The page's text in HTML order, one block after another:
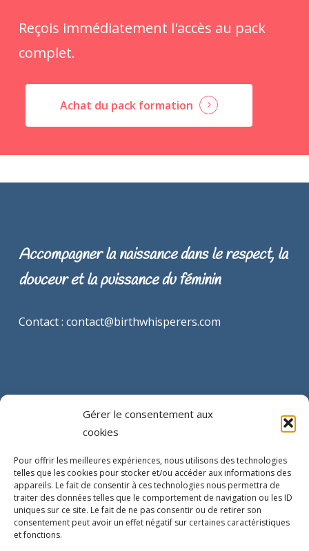
Gérer le consentement aux
cookies
Pour offrir les meilleures expériences, nous utilisons des technologies
telles que les cookies pour stocker et/ou accéder aux informations des
appareils. Le fait de consentir à ces technologies nous permettra de
traiter des données telles que le comportement de navigation ou les ID
uniques sur ce site. Le fait de ne pas consentir ou de retirer son
consentement peut avoir un effet négatif sur certaines caractéristiques
et fonctions.
Reçois immédiatement l'accès au pack
complet.
Achat du pack formation
Accompagner la naissance dans le respect, la
douceur et la puissance du féminin
Contact : contact@birthwhisperers.com
INFORMATIONS LEGALES
Mentions légales
Conditions générales de vente